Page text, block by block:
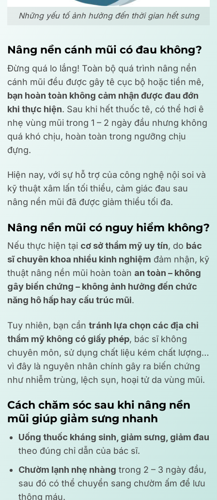
Những yếu tố ảnh hưởng đến thời gian hết sưng
Nâng nền cánh mũi có đau không?
Đừng quá lo lắng! Toàn bộ quá trình nâng nền
cánh mũi đều được gây tê cục bộ hoặc tiền mê,
bạn hoàn toàn không cảm nhận được đau đớn
khi thực hiện. Sau khi hết thuốc tê, có thể hơi ê
nhẹ vùng mũi trong 1 – 2 ngày đầu nhưng không
quá khó chịu, hoàn toàn trong ngưỡng chịu
đựng.
Hiện nay, với sự hỗ trợ của công nghệ nội soi và
kỹ thuật xâm lấn tối thiểu, cảm giác đau sau
nâng nền mũi đã được giảm thiểu tối đa.
Nâng nền mũi có nguy hiểm không?
Nếu thực hiện tại cơ sở thẩm mỹ uy tín, do bác
sĩ chuyên khoa nhiều kinh nghiệm đảm nhận, kỹ
thuật nâng nền mũi hoàn toàn an toàn – không
gây biến chứng – không ảnh hưởng đến chức
năng hô hấp hay cấu trúc mũi.
Tuy nhiên, bạn cần tránh lựa chọn các địa chỉ
thẩm mỹ không có giấy phép, bác sĩ không
chuyên môn, sử dụng chất liệu kém chất lượng…
vì đây là nguyên nhân chính gây ra biến chứng
như nhiễm trùng, lệch sụn, hoại tử da vùng mũi.
Cách chăm sóc sau khi nâng nền
mũi giúp giảm sưng nhanh
Uống thuốc kháng sinh, giảm sưng, giảm đau
theo đúng chỉ dẫn của bác sĩ.
Chườm lạnh nhẹ nhàng trong 2 – 3 ngày đầu,
sau đó có thể chuyển sang chườm ấm để lưu
thông máu.